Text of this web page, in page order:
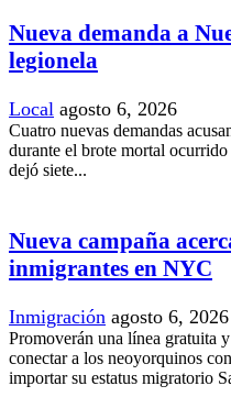
Nueva demanda a
legionela
Local agosto 6, 2026
Cuatro nuevas demandas
durante el brote mortal
dejó siete...
Nueva campaña
inmigrantes en NYC
Inmigración agosto 6, 2026
Promoverán una línea gratuita
conectar a los neoyorquinos
importar su estatus migratorio